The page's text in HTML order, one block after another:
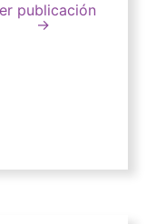
publicación
→